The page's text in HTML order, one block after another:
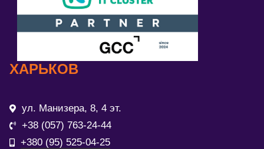
ХАРЬКОВ
ул. Манизера, 8, 4 эт.
+38 (057) 763-24-44
+380 (95) 525-04-25